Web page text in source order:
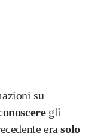
su
gli
erasolo